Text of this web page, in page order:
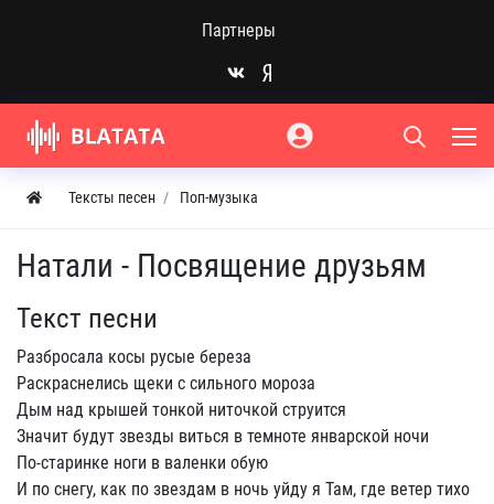
Партнеры
Тексты песен Поп-музыка
Натали - Посвящение друзьям
Текст песни
Разбросала косы русые береза
Раскраснелись щеки с сильного мороза
Дым над крышей тонкой ниточкой струится
Значит будут звезды виться в темноте январской ночи
По-старинке ноги в валенки обую
И по снегу, как по звездам в ночь уйду я Там, где ветер тихо